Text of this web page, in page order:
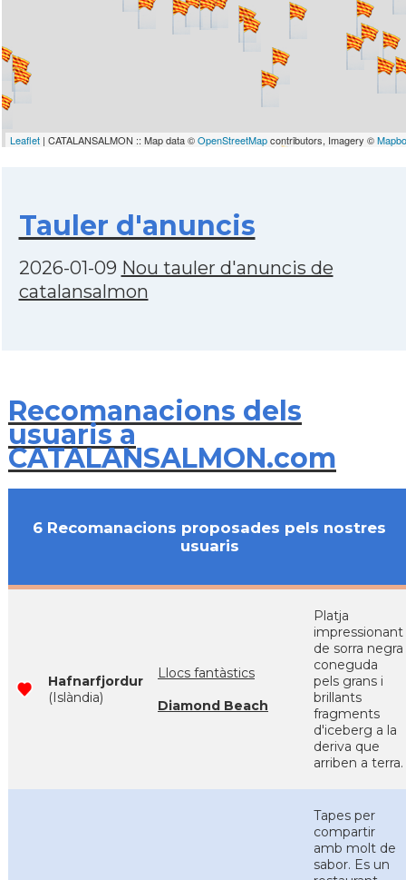
Leaflet | CATALANSALMON :: Map data ©OpenStreetMapcontributors, Imagery ©
Tauler d'anuncis
2026-01-09 Nou tauler d'anuncis de
catalansalmon
Recomanacions dels
usuaris a
CATALANSALMON.com
6 Recomanacions proposades pels nostres
usuaris
Hafnarfjordur
(Islàndia)
Llocs fantàstics
Diamond Beach
Platja
impressionant
de sorra negra
coneguda
pels grans i
brillants
fragments
d'iceberg a la
deriva que
arriben a terra.
Tapes per
compartir
amb molt de
sabor. Es un